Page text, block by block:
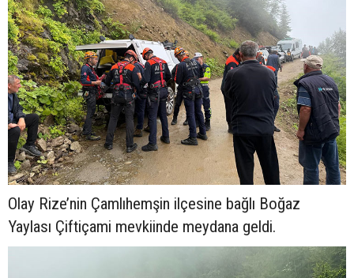
Olay Rize’nin Çamlıhemşin ilçesine bağlı Boğaz
Yaylası Çiftiçami mevkiinde meydana geldi.